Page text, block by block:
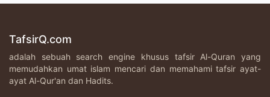
TafsirQ.com
adalah sebuah search engine khusus tafsir Al-Quran yang
memudahkan umat islam mencari dan memahami tafsir ayat-
ayat Al-Qur'an dan Hadits.